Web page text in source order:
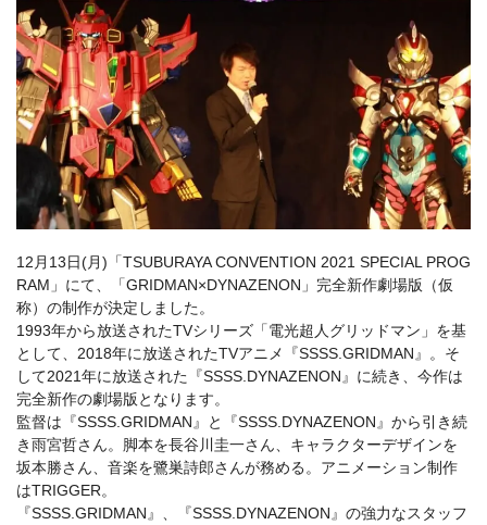
12月13日(月)「TSUBURAYA CONVENTION 2021 SPECIAL PROG
RAM」にて、「GRIDMAN×DYNAZENON」完全新作劇場版（仮
称）の制作が決定しました。
1993年から放送されたTVシリーズ「電光超人グリッドマン」を基
として、2018年に放送されたTVアニメ『SSSS.GRIDMAN』。そ
して2021年に放送された『SSSS.DYNAZENON』に続き、今作は
完全新作の劇場版となります。
監督は『SSSS.GRIDMAN』と『SSSS.DYNAZENON』から引き続
き雨宮哲さん。脚本を長谷川圭一さん、キャラクターデザインを
坂本勝さん、音楽を鷺巣詩郎さんが務める。アニメーション制作
はTRIGGER。
『SSSS.GRIDMAN』、『SSSS.DYNAZENON』の強力なスタッフ